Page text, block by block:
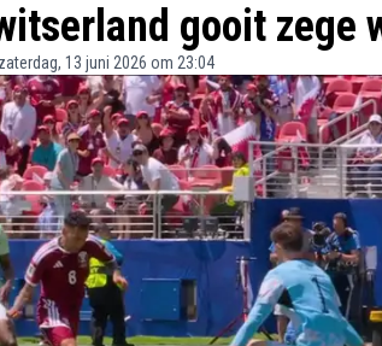
gooit zege
zaterdag, 13 juni 2026 om 23:04